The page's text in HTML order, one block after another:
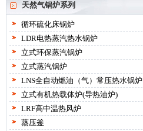
天然气锅炉系列
循环硫化床锅炉
LDR电热蒸汽热水锅炉
立式环保蒸汽锅炉
立式蒸汽锅炉
LNS全自动燃油（气）常压热水锅炉
立式有机热载体炉(导热油炉)
LRF高中温热风炉
蒸压釜